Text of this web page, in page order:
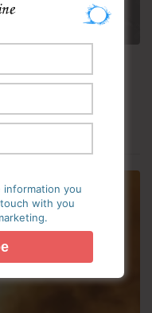
Χερσόνησος –
information you
with you